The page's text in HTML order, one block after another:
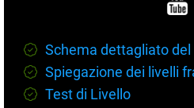
Schema dettagliato del
Spiegazione dei livelli
Test di Livello